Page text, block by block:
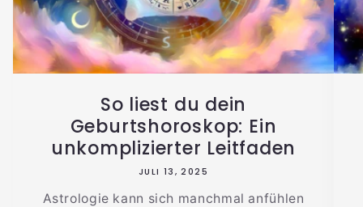
So liest du dein
Geburtshoroskop: Ein
unkomplizierter Leitfaden
JULI 13, 2025
Astrologie kann sich manchmal anfühlen